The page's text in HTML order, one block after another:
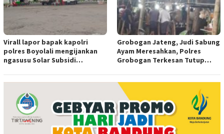
Virall lapor bapak kapolri
polres Boyolali mengijankan
ngasusu Solar Subsidi
polres Boyolali tutup mata
Grobogan Jateng, Judi Sabung
Ayam Meresahkan, Polres
Grobogan Terkesan Tutup